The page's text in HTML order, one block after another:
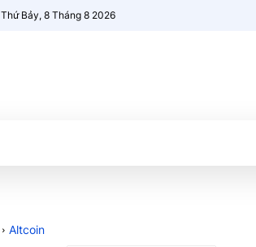
Thứ Bảy, 8 Tháng 8 2026
Altcoin